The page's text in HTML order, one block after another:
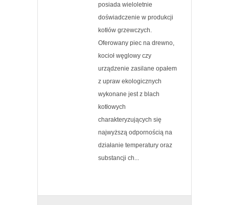
posiada wieloletnie
doświadczenie w produkcji
kotłów grzewczych.
Oferowany piec na drewno,
kocioł węglowy czy
urządzenie zasilane opałem
z upraw ekologicznych
wykonane jest z blach
kotłowych
charakteryzujących się
najwyższą odpornością na
działanie temperatury oraz
substancji ch...